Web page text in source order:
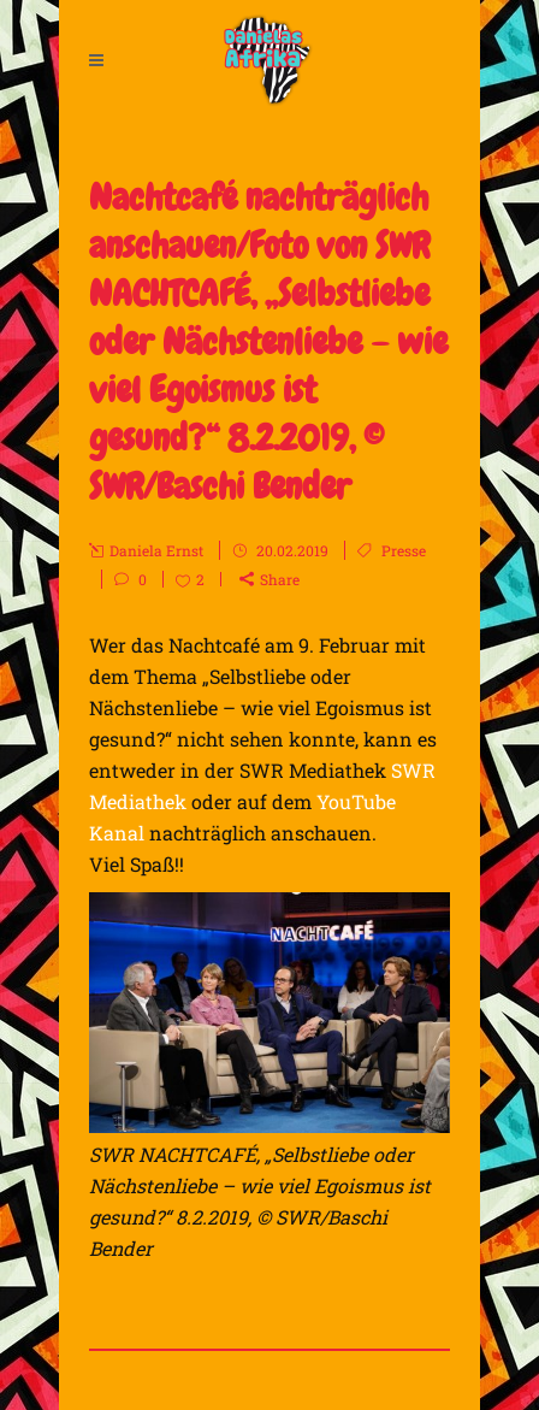
Nachtcafé nachträglich
anschauen/Foto von SWR
NACHTCAFÉ, „Selbstliebe
oder Nächstenliebe – wie
viel Egoismus ist
gesund?“ 8.2.2019, ©
SWR/Baschi Bender
Daniela Ernst 20.02.2019
Presse
0
2 Share
Wer das Nachtcafé am 9. Februar mit
dem Thema „Selbstliebe oder
Nächstenliebe – wie viel Egoismus ist
gesund?“ nicht sehen konnte, kann es
entweder in der SWR Mediathek SWR
Mediathek oder auf dem YouTube
Kanal nachträglich anschauen.
Viel Spaß!!
SWR NACHTCAFÉ, „Selbstliebe oder
Nächstenliebe – wie viel Egoismus ist
gesund?“ 8.2.2019, © SWR/Baschi
Bender